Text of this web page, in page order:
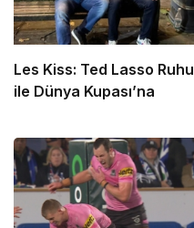
Les Kiss: Ted Lasso Ruhu
ile Dünya Kupası’na